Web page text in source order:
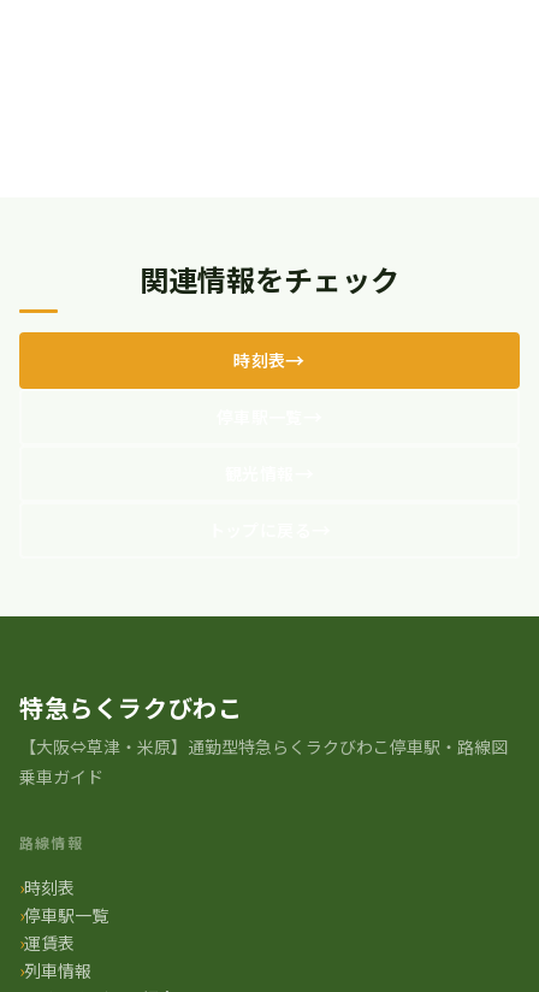
関連情報をチェック
時刻表
特急らくラクびわこ
【大阪⇔草津・米原】通勤型特急らくラクびわこ停車駅・路線図
乗車ガイド
路線情報
時刻表
停車駅一覧
運賃表
列車情報